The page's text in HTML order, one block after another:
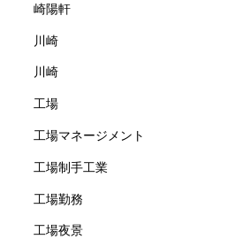
崎陽軒
川崎
川崎
工場
工場マネージメント
工場制手工業
工場勤務
工場夜景